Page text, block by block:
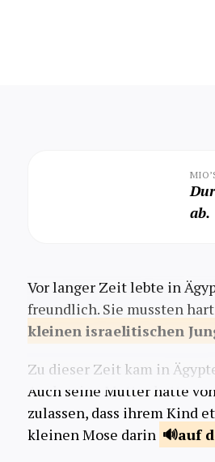
ab.
Vor langer Zeit lebte in
freundlich. Sie mussten
kleinen israelitischen
Zu dieser Zeit kam in
Auch seine Mutter hatte
zulassen, dass ihrem Kind
kleinen Mose darin
auf